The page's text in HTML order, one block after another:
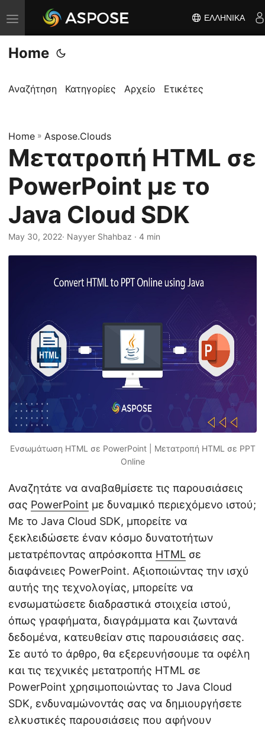
Ε
ν
α
λ
ή
π
λ
ο
γ
η
σ
ΕΛΛΗΝΙΚΆ
Home
Αναζήτηση Κατηγορίες Αρχείο Ετικέτες
Home » Aspose.Clouds
Μετατροπή HTML σε
PowerPoint με το
Java Cloud SDK
May 30, 2022· Nayyer Shahbaz · 4 min
Ενσωμάτωση HTML σε PowerPoint | Μετατροπή HTML σε PPT
Online
Αναζητάτε να αναβαθμίσετε τις παρουσιάσεις
σας PowerPoint με δυναμικό περιεχόμενο ιστού;
Με το Java Cloud SDK, μπορείτε να
ξεκλειδώσετε έναν κόσμο δυνατοτήτων
μετατρέποντας απρόσκοπτα HTML σε
διαφάνειες PowerPoint. Αξιοποιώντας την ισχύ
αυτής της τεχνολογίας, μπορείτε να
ενσωματώσετε διαδραστικά στοιχεία ιστού,
όπως γραφήματα, διαγράμματα και ζωντανά
δεδομένα, κατευθείαν στις παρουσιάσεις σας.
Σε αυτό το άρθρο, θα εξερευνήσουμε τα οφέλη
και τις τεχνικές μετατροπής HTML σε
PowerPoint χρησιμοποιώντας το Java Cloud
SDK, ενδυναμώνοντάς σας να δημιουργήσετε
ελκυστικές παρουσιάσεις που αφήνουν